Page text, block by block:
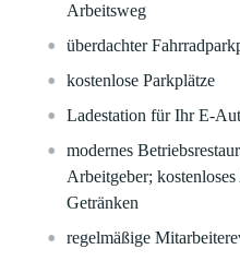
Arbeitsweg
überdachter
kostenlose Parkplätze
Ladestation für Ihr E-
modernes
Arbeitgeber;
Getränken
regelmäßige